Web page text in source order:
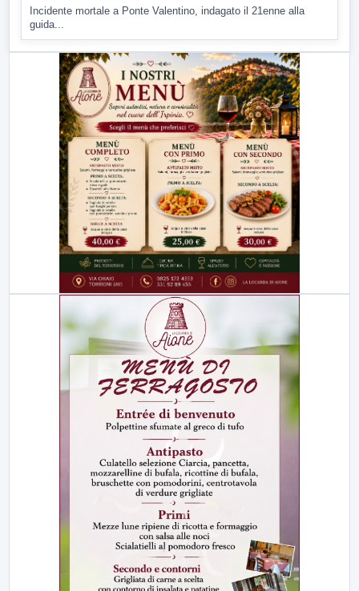
Incidente mortale a Ponte Valentino, indagato il 21enne alla
guida...